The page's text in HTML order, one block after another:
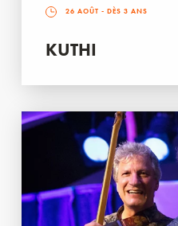
26 AOÛT - DÈS 3 ANS
KUTHI